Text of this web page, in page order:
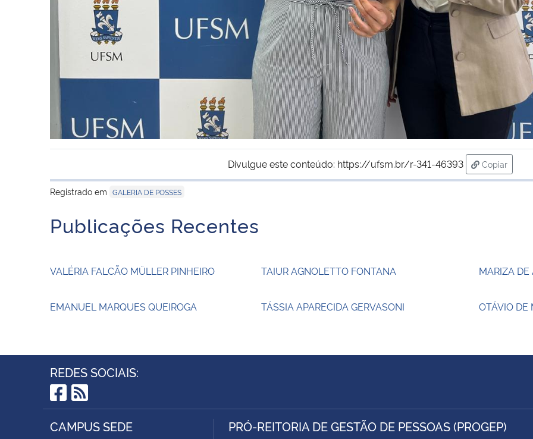
Divulgue este conteúdo: https://ufsm.br/r-341-46393
Copiar
para área
Registrado em GALERIA DE POSSES
Publicações Recentes
VALÉRIA FALCÃO MÜLLER PINHEIRO TAIUR AGNOLETTO FONTANA MARIZA
EMANUEL MARQUES QUEIROGA TÁSSIA APARECIDA GERVASONI OTÁVIO DE
REDES SOCIAIS:
Facebook
RSS
CAMPUS SEDE PRÓ-REITORIA DE GESTÃO DE PESSOAS (PROGEP)